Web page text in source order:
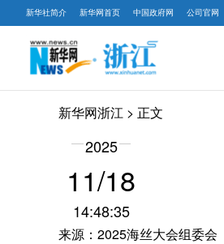
新华社简介 新华网首页 中国政府网 公司官网
新华网浙江 > 正文
2025
11/18
14:48:35
来源：2025海丝大会组委会